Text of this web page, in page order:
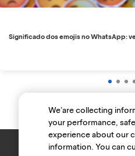
Significado dos emojis no WhatsApp:
We’are collecting
your performance,
experience about our
information. You can